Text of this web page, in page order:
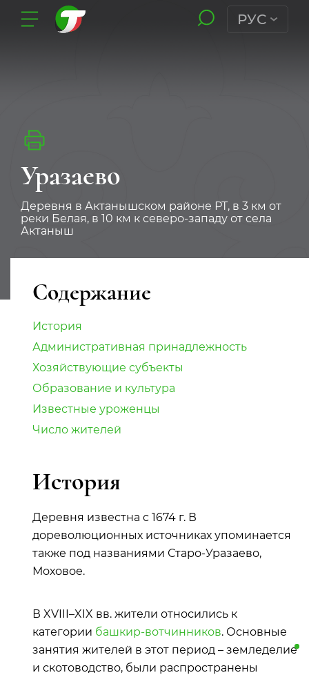
РУС
Уразаево
Деревня в Актанышском районе РТ, в 3 км от
реки Белая, в 10 км к северо-западу от села
Актаныш
Содержание
История
Административная принадлежность
Хозяйствующие субъекты
Образование и культура
Известные уроженцы
Число жителей
История
Деревня известна с 1674 г. В
дореволюционных источниках упоминается
также под названиями Старо-Уразаево,
Моховое.
В XVIII–XIX вв. жители относились к
категории башкир-вотчинников. Основные
занятия жителей в этот период – земледелие
и скотоводство, были распространены